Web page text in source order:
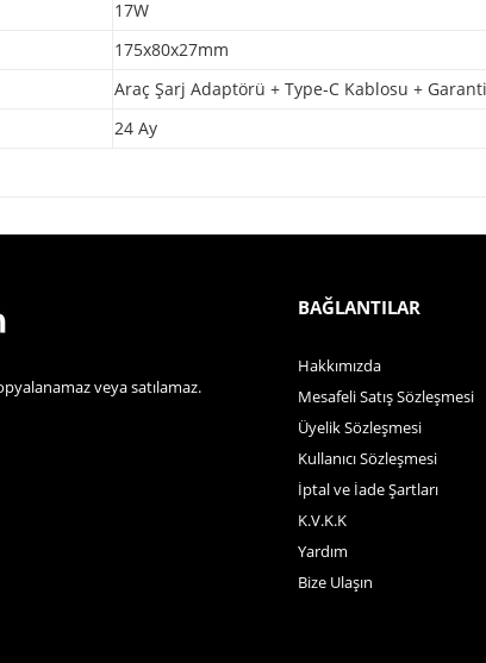
17W
175x80x27mm
Araç Şarj Adaptörü + Type-C Kablosu +
24 Ay
veya satılamaz.
BAĞLANTILAR
Hakkımızda
Mesafeli Satış Sözleşmesi
Üyelik Sözleşmesi
Kullanıcı Sözleşmesi
İptal ve İade Şartları
K.V.K.K
Yardım
Bize Ulaşın